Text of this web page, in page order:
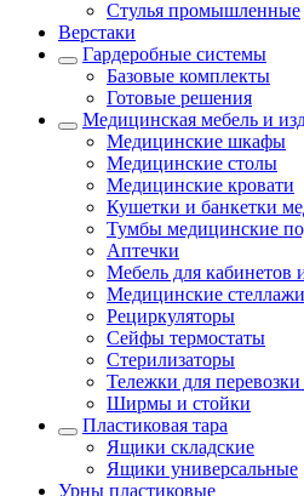
Стулья промышленные
Верстаки
Гардеробные системы
Базовые комплекты
Готовые решения
Медицинская мебель и
Медицинские шкафы
Медицинские столы
Медицинские кровати
Кушетки и банкетки
Тумбы медицинские
Аптечки
Мебель для кабинетов
Медицинские
Рециркуляторы
Сейфы термостаты
Стерилизаторы
Тележки для
Ширмы и стойки
Пластиковая тара
Ящики складские
Ящики универсальные
Урны пластиковые